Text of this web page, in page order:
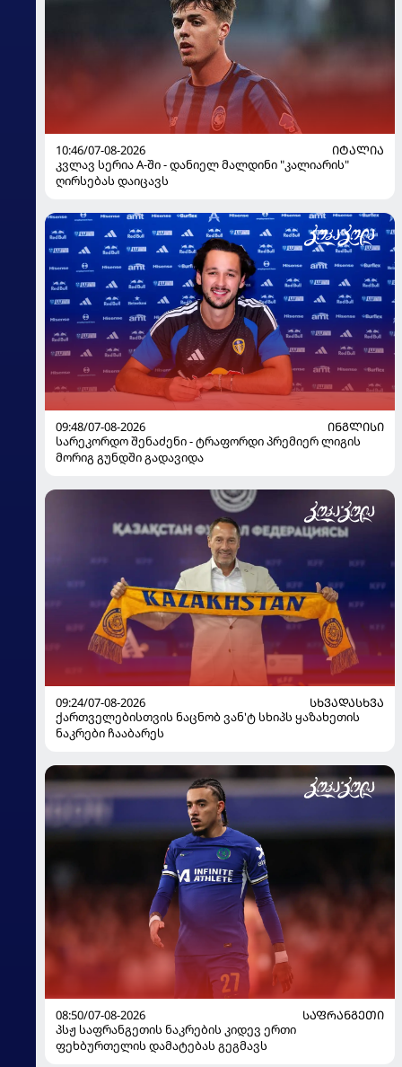
10:46/07-08-2026
ᲘᲢᲐᲚᲘᲐ
კვლავ სერია A-ში - დანიელ მალდინი "კალიარის"
ღირსებას დაიცავს
09:48/07-08-2026
ᲘᲜᲒᲚᲘᲡᲘ
სარეკორდო შენაძენი - ტრაფორდი პრემიერ ლიგის
მორიგ გუნდში გადავიდა
09:24/07-08-2026
ᲡᲮᲕᲐᲓᲐᲡᲮᲕᲐ
ქართველებისთვის ნაცნობ ვან'ტ სხიპს ყაზახეთის
ნაკრები ჩააბარეს
08:50/07-08-2026
ᲡᲐᲤᲠᲐᲜᲒᲔᲗᲘ
პსჟ საფრანგეთის ნაკრების კიდევ ერთი
ფეხბურთელის დამატებას გეგმავს